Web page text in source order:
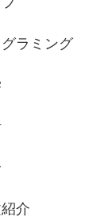
ラミング
介